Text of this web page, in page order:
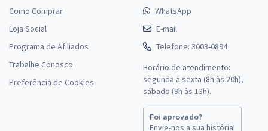
Como Comprar
Loja Social
Programa de Afiliados
Trabalhe Conosco
Preferência de Cookies
WhatsApp
E-mail
Telefone: 3003-0894
Horário de atendimento:
segunda a sexta (8h às 20h),
sábado (9h às 13h).
Foi aprovado?
Envie-nos a sua história!